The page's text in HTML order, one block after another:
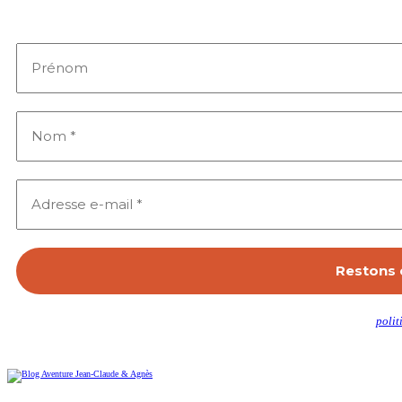
Nous ne spammons pas ! Consultez notre